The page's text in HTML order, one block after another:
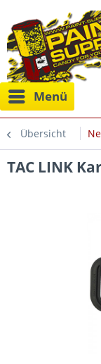
Menü
Übersicht
TAC LINK